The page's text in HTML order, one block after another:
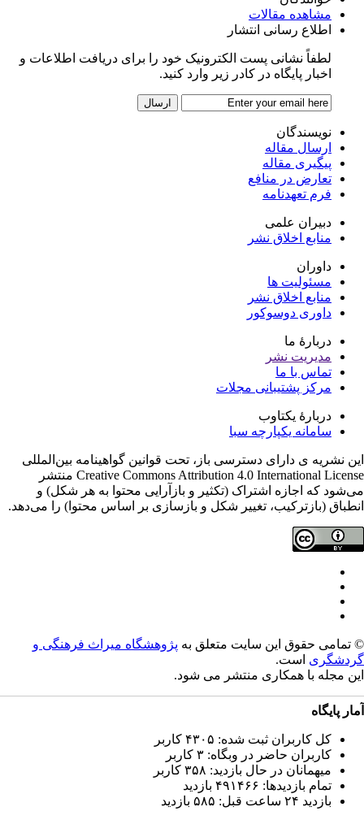
مشاهده مقالات
اطلاع رسانی انتشار
لطفاً نشانی پست الکترونیک خود را برای دریافت اطلاعات و
اخبار پایگاه در کادر زیر وارد کنید.
نویسندگان
ارسال مقاله
پیگیری مقاله
تعارض در منافع
فرم تعهدنامه
دبیران علمی
منابع اخلاق نشر
داوران
مسئولیت ها
منابع اخلاق نشر
داوری دوسوکور
دربارۀ ما
مدیریت نشر
تماس با ما
مرکز پشتیبانی مجلات
دربارۀ یکتاوب
سامانه یکپارچه سبا
نشریه ی دارای دسترسی باز، تحت قوانین گواهینامه بین‌المللی
Creative Commons Attribution 4.0 International License منتشر
که اجازه اشتراک (تکثیر و بازآرایی محتوا به هر شکل) و
(بازترکیب، تغییر شکل و بازسازی بر اساس محتوا) را می‌دهد.
تمامی حقوق این سایت متعلق بهپژوهشگاه میراث فرهنگی و
است.
مجله با همکاریمنتشر می شود.
پایگاه
کل کاربران ثبت شده: ۴۳۰۵ کاربر
کاربران حاضر در وبگاه: ۳ کاربر
میهمانان در حال بازدید: ۳۵۸ کاربر
تمام بازدید‌ها: ۴۹۱۴۶۶ بازدید
بازدید ۲۴ ساعت قبل: ۵۸۵ بازدید